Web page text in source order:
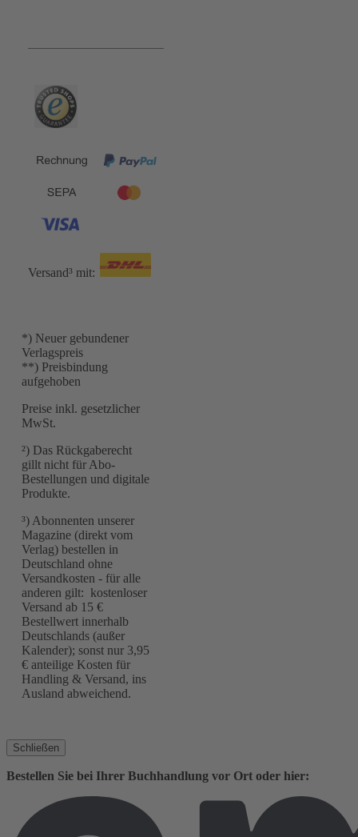
Versand³ mit:
*) Neuer gebundener
Verlagspreis
**) Preisbindung
aufgehoben
Preise inkl. gesetzlicher
MwSt.
²) Das Rückgaberecht
gillt nicht für Abo-
Bestellungen und digitale
Produkte.
³) Abonnenten unserer
Magazine (direkt vom
Verlag) bestellen in
Deutschland ohne
Versandkosten - für alle
anderen gilt: kostenloser
Versand ab 15 €
Bestellwert innerhalb
Deutschlands (außer
Kalender); sonst nur 3,95
€ anteilige Kosten für
Handling & Versand, ins
Ausland abweichend.
Schließen
Bestellen Sie bei Ihrer Buchhandlung vor Ort oder hier: